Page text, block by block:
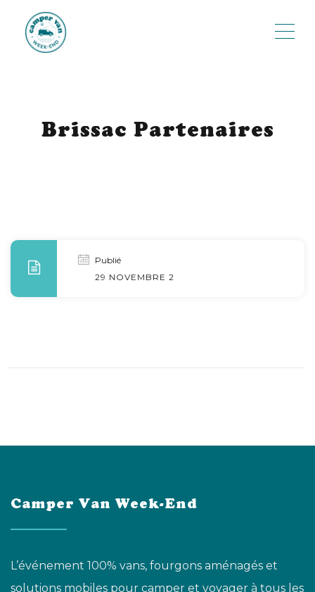
Brissac Partenaires
Publié
29 NOVEMBRE 2022
Camper Van Week-End
L’événement 100% vans, fourgons aménagés et
solutions mobiles pour camper et voyager à tous les